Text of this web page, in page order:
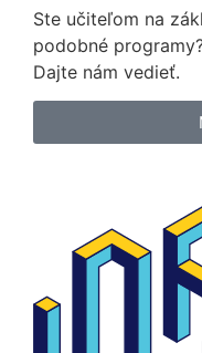
Ste učiteľom na
podobné
Dajte nám vedieť.